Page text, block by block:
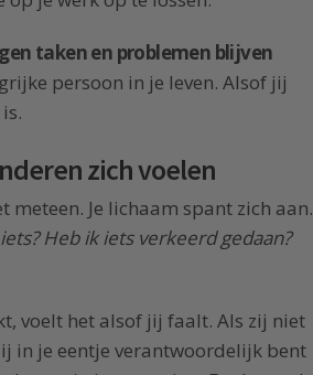
taken en problemen blijven
persoon in je leven. Alsof jij
zich voelen
Je lichaam spant zich aan.
iets? Heb ik iets verkeerd gedaan?
voelt het alsof jij faalt. Als zij niet
in je eentje verantwoordelijk bent